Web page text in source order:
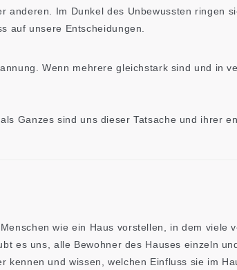
anderen. Im Dunkel des Unbewussten ringen
auf unsere Entscheidungen.
Wenn mehrere gleichstark sind und in
Ganzes sind uns dieser Tatsache und ihrer
wie ein Haus vorstellen, in dem viele
es uns, alle Bewohner des Hauses einzeln
kennen und wissen, welchen Einfluss sie im